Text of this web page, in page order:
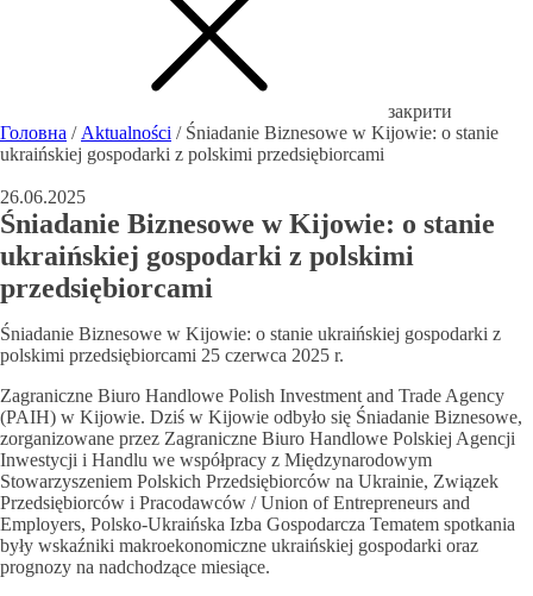
закрити
Головна / Aktualności / Śniadanie Biznesowe w Kijowie: o stanie
ukraińskiej gospodarki z polskimi przedsiębiorcami
26.06.2025
Śniadanie Biznesowe w Kijowie: o stanie
ukraińskiej gospodarki z polskimi
przedsiębiorcami
Śniadanie Biznesowe w Kijowie: o stanie ukraińskiej gospodarki z
polskimi przedsiębiorcami 25 czerwca 2025 r.
Zagraniczne Biuro Handlowe Polish Investment and Trade Agency
(PAIH) w Kijowie. Dziś w Kijowie odbyło się Śniadanie Biznesowe,
zorganizowane przez Zagraniczne Biuro Handlowe Polskiej Agencji
Inwestycji i Handlu we współpracy z Międzynarodowym
Stowarzyszeniem Polskich Przedsiębiorców na Ukrainie, Związek
Przedsiębiorców i Pracodawców / Union of Entrepreneurs and
Employers, Polsko-Ukraińska Izba Gospodarcza Tematem spotkania
były wskaźniki makroekonomiczne ukraińskiej gospodarki oraz
prognozy na nadchodzące miesiące.